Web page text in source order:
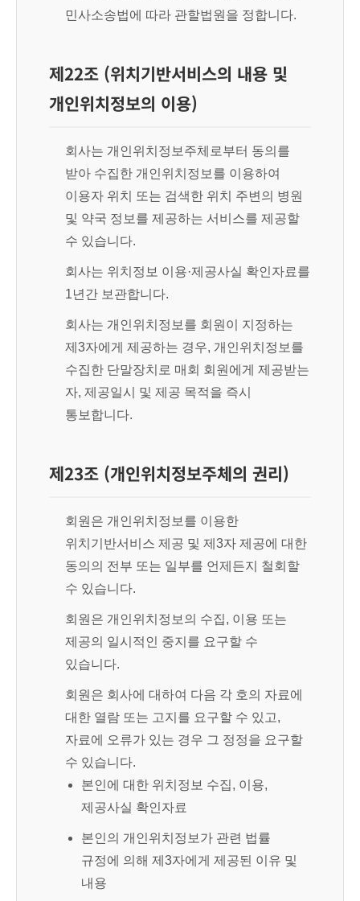
민사소송법에 따라 관할법원을 정합니다.
제22조 (위치기반서비스의 내용 및
개인위치정보의 이용)
회사는 개인위치정보주체로부터 동의를
받아 수집한 개인위치정보를 이용하여
이용자 위치 또는 검색한 위치 주변의 병원
및 약국 정보를 제공하는 서비스를 제공할
수 있습니다.
회사는 위치정보 이용·제공사실 확인자료를
1년간 보관합니다.
회사는 개인위치정보를 회원이 지정하는
제3자에게 제공하는 경우, 개인위치정보를
수집한 단말장치로 매회 회원에게 제공받는
자, 제공일시 및 제공 목적을 즉시
통보합니다.
제23조 (개인위치정보주체의 권리)
회원은 개인위치정보를 이용한
위치기반서비스 제공 및 제3자 제공에 대한
동의의 전부 또는 일부를 언제든지 철회할
수 있습니다.
회원은 개인위치정보의 수집, 이용 또는
제공의 일시적인 중지를 요구할 수
있습니다.
회원은 회사에 대하여 다음 각 호의 자료에
대한 열람 또는 고지를 요구할 수 있고,
자료에 오류가 있는 경우 그 정정을 요구할
수 있습니다.
본인에 대한 위치정보 수집, 이용,
제공사실 확인자료
본인의 개인위치정보가 관련 법률
규정에 의해 제3자에게 제공된 이유 및
내용